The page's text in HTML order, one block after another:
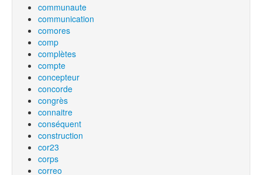
communaute
communication
comores
comp
complètes
compte
concepteur
concorde
congrès
connaitre
conséquent
construction
cor23
corps
correo